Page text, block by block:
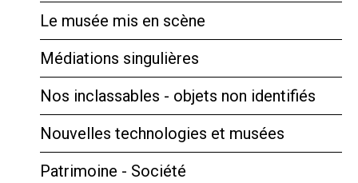
Le musée mis en scène
Médiations singulières
Nos inclassables - objets non identifiés
Nouvelles technologies et musées
Patrimoine - Société